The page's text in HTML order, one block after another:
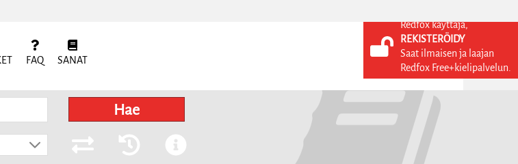
FAQ SANAT
KIRJAUDU SISÄÄN
REKISTERÖIDY
Hae
Redfox käyttäjä,
REKISTERÖIDY
Saat ilmaisen ja laajan
Redfox Free+kielipalvelun.